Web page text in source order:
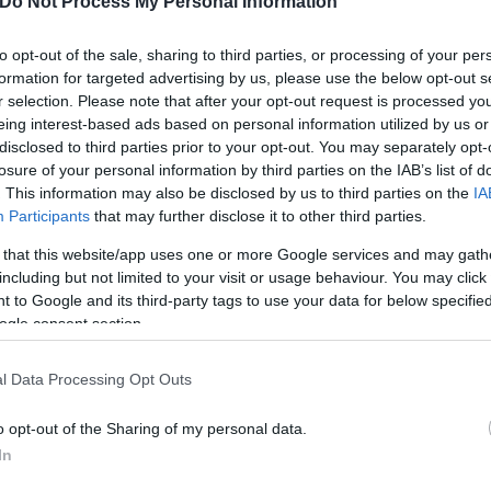
opt-out of the sale, sharing to third parties, or processing of your
for targeted advertising by us, please use the below opt-out
selection. Please note that after your opt-out request is processed
interest-based ads based on personal information utilized by us
to third parties prior to your opt-out. You may separately
of your personal information by third parties on the IAB’s list of
This information may also be disclosed by us to third parties on the
Participants that may further disclose it to other third parties.
that this website/app uses one or more Google services and may
but not limited to your visit or usage behaviour. You may
to Google and its third-party tags to use your data for below
consent section.
Data Processing Opt Outs
opt-out of the Sharing of my personal data.
έχει μιλήσει για ακόμα τρία πρόσωπα που
ανθρώπους. Τουλάχιστον τρεις και
που αφορούν στον ίδιο
του Πολίτη
στη σύλληψη αστυνομικού και ιδιώτη,
Υποθέσεων Σωμάτων Ασφαλείας, συνελήφθη
βάρος της ημεδαπής.